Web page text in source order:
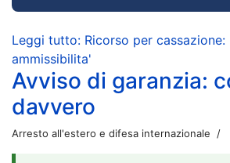
Leggi tutto: Ricorso per
ammissibilita'
Avviso di garanzia:
davvero
Arresto all'estero e difesa internazionale